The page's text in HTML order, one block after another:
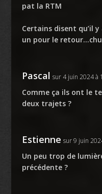
pat la RTM
Certains disent qu’il
un pour le
Pascal sur 4 juin 2024 à
Comme ça ils ont le
deux trajets ?
Estienne sur 9 juin
Un peu trop de
précédente ?